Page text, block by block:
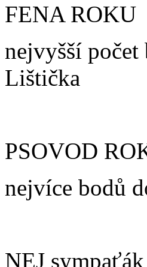
FENA ROKU
nejvyšší počet
Lištička
PSOVOD
nejvíce bodů
NEJ